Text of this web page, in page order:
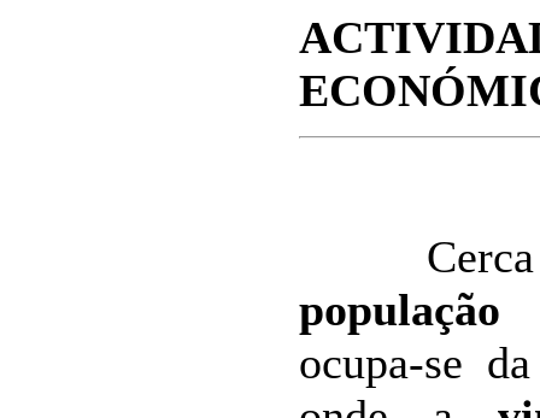
Cerca
população
ocupa-se